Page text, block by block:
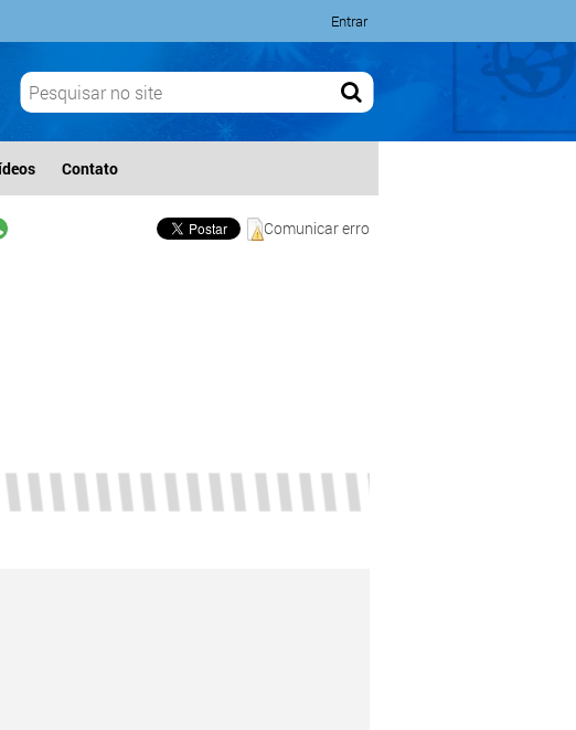
Entrar
Contato
Comunicar erro